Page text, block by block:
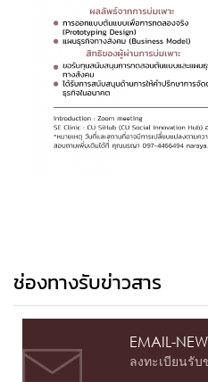
ช่องทางรับข่าวสาร
EMAIL-
ลงทะเบียนรับ